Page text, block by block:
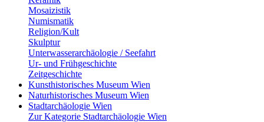
Mosaizistik
Numismatik
Religion/Kult
Skulptur
Unterwasserarchäologie / Seefahrt
Ur- und Frühgeschichte
Zeitgeschichte
Kunsthistorisches Museum Wien
Naturhistorisches Museum Wien
Stadtarchäologie Wien
Zur Kategorie Stadtarchäologie Wien